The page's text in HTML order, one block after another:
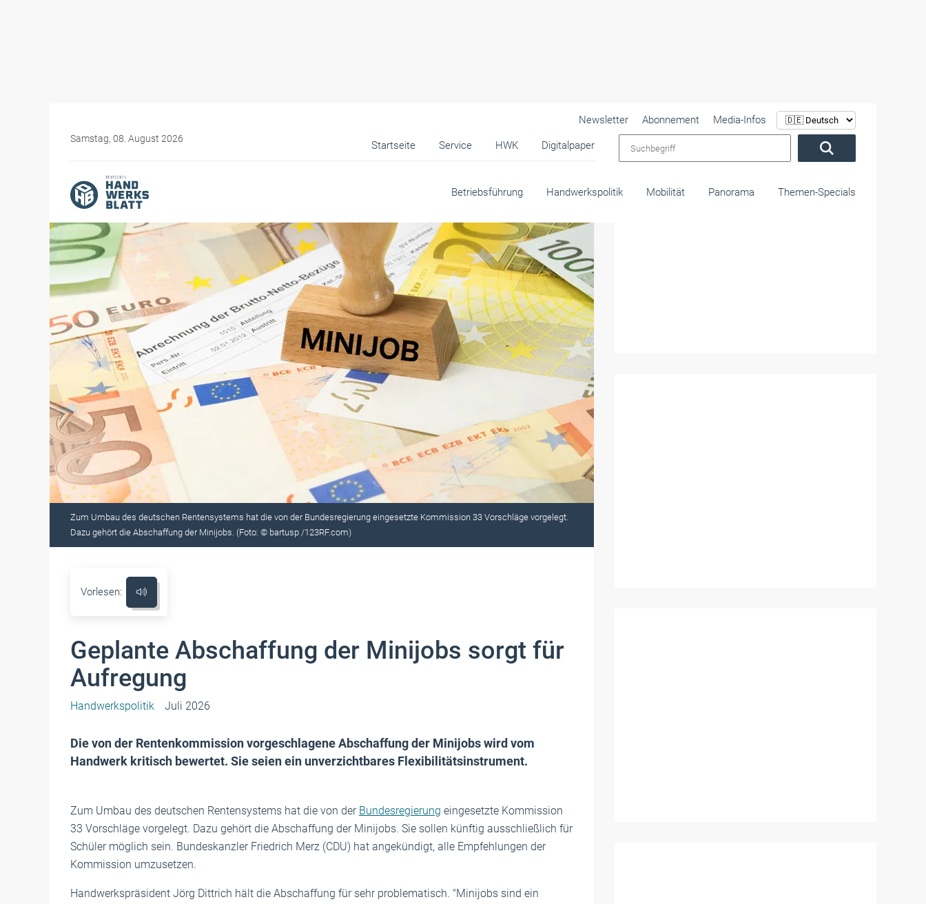
Samstag, 08. August 2026
Startseite Service HWK Digitalpaper
Newsletter Abonnement
Media-Infos
Betriebsführung Handwerkspolitik Mobilität Panorama Themen-Specials
Zum Umbau des deutschen Rentensystems hat die von der Bundesregierung eingesetzte Kommission 33 Vorschläge vorgelegt.
Dazu gehört die Abschaffung der Minijobs. (Foto: © bartusp /123RF.com)
Vorlesen:
Geplante Abschaffung der Minijobs sorgt für
Aufregung
Handwerkspolitik Juli 2026
Die von der Rentenkommission vorgeschlagene Abschaffung der Minijobs wird vom
Handwerk kritisch bewertet. Sie seien ein unverzichtbares Flexibilitätsinstrument.
Zum Umbau des deutschen Rentensystems hat die von der Bundesregierung eingesetzte Kommission
33 Vorschläge vorgelegt. Dazu gehört die Abschaffung der Minijobs. Sie sollen künftig ausschließlich für
Schüler möglich sein. Bundeskanzler Friedrich Merz (CDU) hat angekündigt, alle Empfehlungen der
Kommission umzusetzen.
Handwerkspräsident Jörg Dittrich hält die Abschaffung für sehr problematisch. "Minijobs sind ein